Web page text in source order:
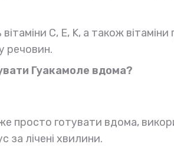
C, E, K, а також
речовин.
Гуакамоле вдома?
просто готувати вдома,
за лічені хвилини.